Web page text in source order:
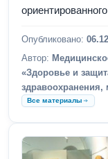
Опубликовано:
Автор:
«Здоровье и
Все материалы